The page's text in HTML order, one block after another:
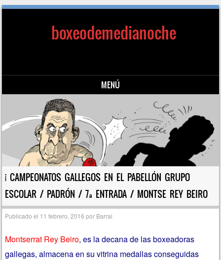
boxeodemedianoche
MENÚ
Saltar al contenido
¡ CAMPEONATOS GALLEGOS EN EL PABELLÓN GRUPO
ESCOLAR / PADRÓN / 7ª ENTRADA / MONTSE REY BEIRO
Publicado el 11 febrero, 2016 por Barral
Montserrat Rey Beiro, es la decana de las boxeadoras
gallegas, almacena en su vitrina medallas conseguidas